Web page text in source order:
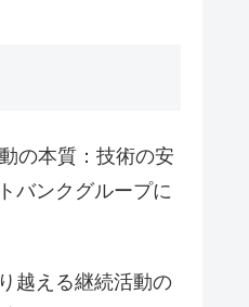
の本質：技術の安
バンクグループに
越える継続活動の